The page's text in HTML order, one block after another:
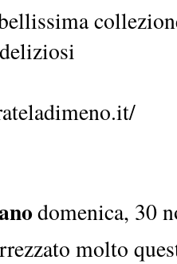
domenica, 30
molto